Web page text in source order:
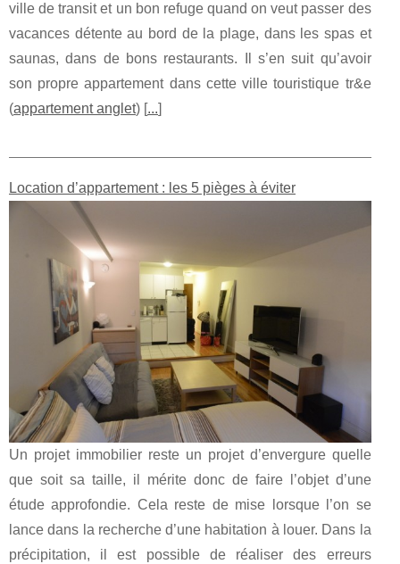
ville de transit et un bon refuge quand on veut passer des
vacances détente au bord de la plage, dans les spas et
saunas, dans de bons restaurants. Il s’en suit qu’avoir
son propre appartement dans cette ville touristique tr&e
(appartement anglet) [...]
Location d’appartement : les 5 pièges à éviter
Un projet immobilier reste un projet d’envergure quelle
que soit sa taille, il mérite donc de faire l’objet d’une
étude approfondie. Cela reste de mise lorsque l’on se
lance dans la recherche d’une habitation à louer. Dans la
précipitation, il est possible de réaliser des erreurs